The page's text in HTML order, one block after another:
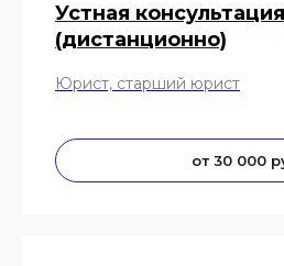
Устная консультация
(дистанционно)
Юрист, старший юрист
от 30 000